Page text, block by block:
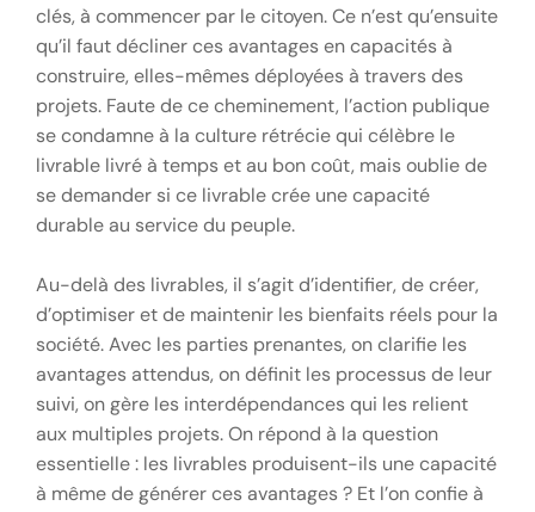
clés, à commencer par le citoyen. Ce n’est qu’ensuite
qu’il faut décliner ces avantages en capacités à
construire, elles-mêmes déployées à travers des
projets. Faute de ce cheminement, l’action publique
se condamne à la culture rétrécie qui célèbre le
livrable livré à temps et au bon coût, mais oublie de
se demander si ce livrable crée une capacité
durable au service du peuple.
Au-delà des livrables, il s’agit d’identifier, de créer,
d’optimiser et de maintenir les bienfaits réels pour la
société. Avec les parties prenantes, on clarifie les
avantages attendus, on définit les processus de leur
suivi, on gère les interdépendances qui les relient
aux multiples projets. On répond à la question
essentielle : les livrables produisent-ils une capacité
à même de générer ces avantages ? Et l’on confie à